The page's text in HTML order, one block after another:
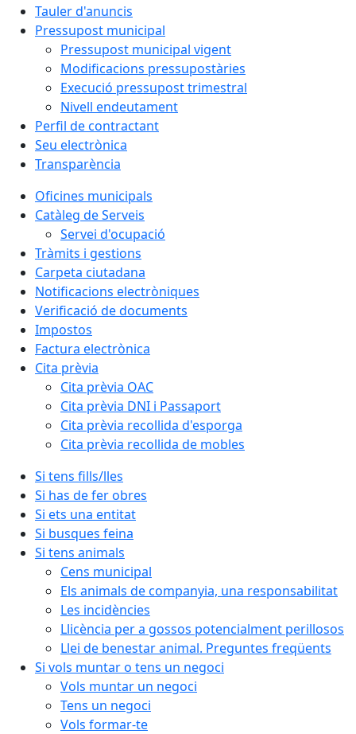
Tauler d'anuncis
Pressupost municipal
Pressupost municipal vigent
Modificacions pressupostàries
Execució pressupost trimestral
Nivell endeutament
Perfil de contractant
Seu electrònica
Transparència
Oficines municipals
Catàleg de Serveis
Servei d'ocupació
Tràmits i gestions
Carpeta ciutadana
Notificacions electròniques
Verificació de documents
Impostos
Factura electrònica
Cita prèvia
Cita prèvia OAC
Cita prèvia DNI i Passaport
Cita prèvia recollida d'esporga
Cita prèvia recollida de mobles
Si tens fills/lles
Si has de fer obres
Si ets una entitat
Si busques feina
Si tens animals
Cens municipal
Els animals de companyia, una responsabilitat
Les incidències
Llicència per a gossos potencialment perillosos
Llei de benestar animal. Preguntes freqüents
Si vols muntar o tens un negoci
Vols muntar un negoci
Tens un negoci
Vols formar-te